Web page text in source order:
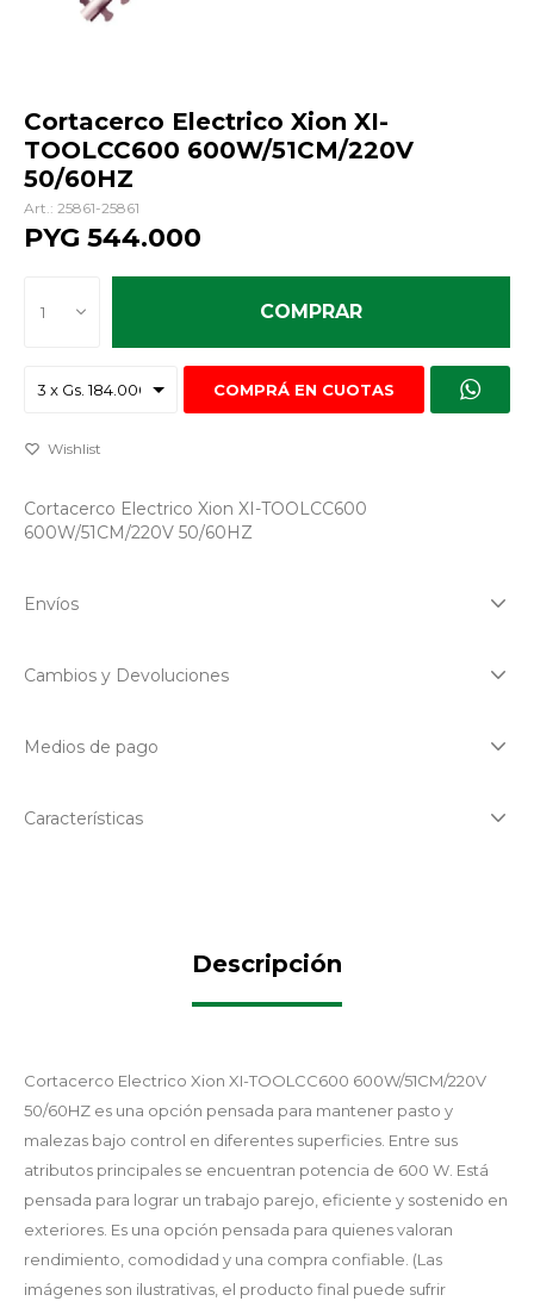
Cortacerco Electrico Xion XI-
TOOLCC600 600W/51CM/220V
50/60HZ
25861-25861
PYG 544.000
1 COMPRAR
COMPRÁ EN CUOTAS
Cortacerco Electrico Xion XI-TOOLCC600
600W/51CM/220V 50/60HZ
Envíos
Cambios y Devoluciones
Medios de pago
Características
Descripción
Cortacerco Electrico Xion XI-TOOLCC600 600W/51CM/220V
50/60HZ es una opción pensada para mantener pasto y
malezas bajo control en diferentes superficies. Entre sus
atributos principales se encuentran potencia de 600 W. Está
pensada para lograr un trabajo parejo, eficiente y sostenido en
exteriores. Es una opción pensada para quienes valoran
rendimiento, comodidad y una compra confiable. (Las
imágenes son ilustrativas, el producto final puede sufrir